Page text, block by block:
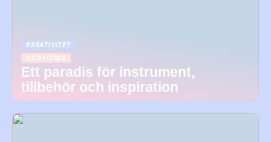
KREATIVITET
24/09/2024
Ett paradis för instrument,
tillbehör och inspiration